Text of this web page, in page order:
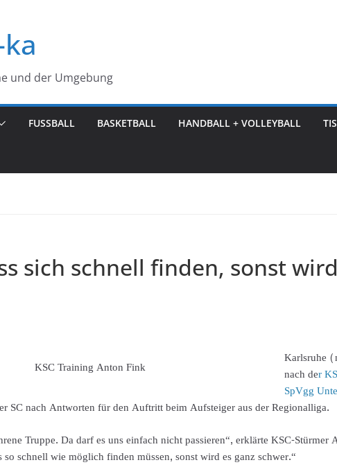
und der Umgebung
FUSSBALL BASKETBALL HANDBALL + VOLLEYBALL
sich schnell finden, sonst
KSC Training Anton Fink
Karlsruhe
nach der
SpVgg
SC nach Antworten für den Auftritt beim Aufsteiger aus der Regionalliga.
Truppe. Da darf es uns einfach nicht passieren“, erklärte KSC-Stürmer
so schnell wie möglich finden müssen, sonst wird es ganz schwer.“